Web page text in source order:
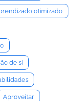
otimizado
de si
Aproveitar